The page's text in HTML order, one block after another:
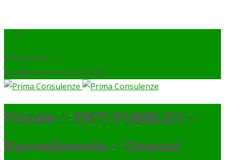
075 9920290
info@primaconsulenze.com
Fiscale – ENTI PUBBLICI –
Ravvedimento – Omessi